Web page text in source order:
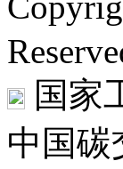
国家
中国碳